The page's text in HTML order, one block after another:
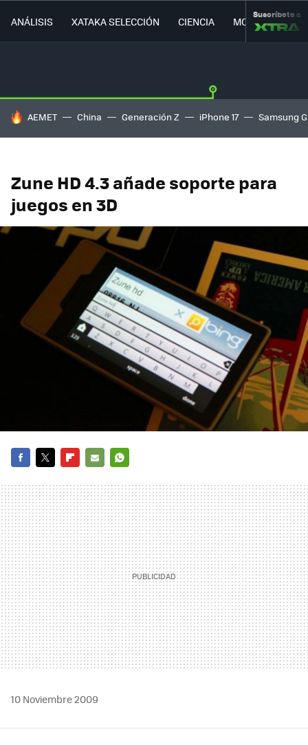
ANÁLISIS XATAKA SELECCIÓN CIENCIA MOVILIDAD
Suscríbete a
HOY SE HABLA DE
AEMET China Generación Z iPhone 17 Samsung
Zune HD 4.3 añade soporte para
juegos en 3D
MAIL
10 Noviembre 2009